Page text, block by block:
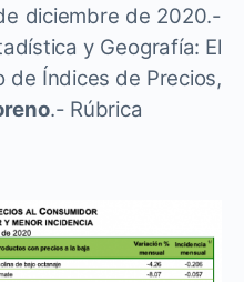
diciembre de 2020.-
y Geografía: El
de Índices de Precios,
.- Rúbrica